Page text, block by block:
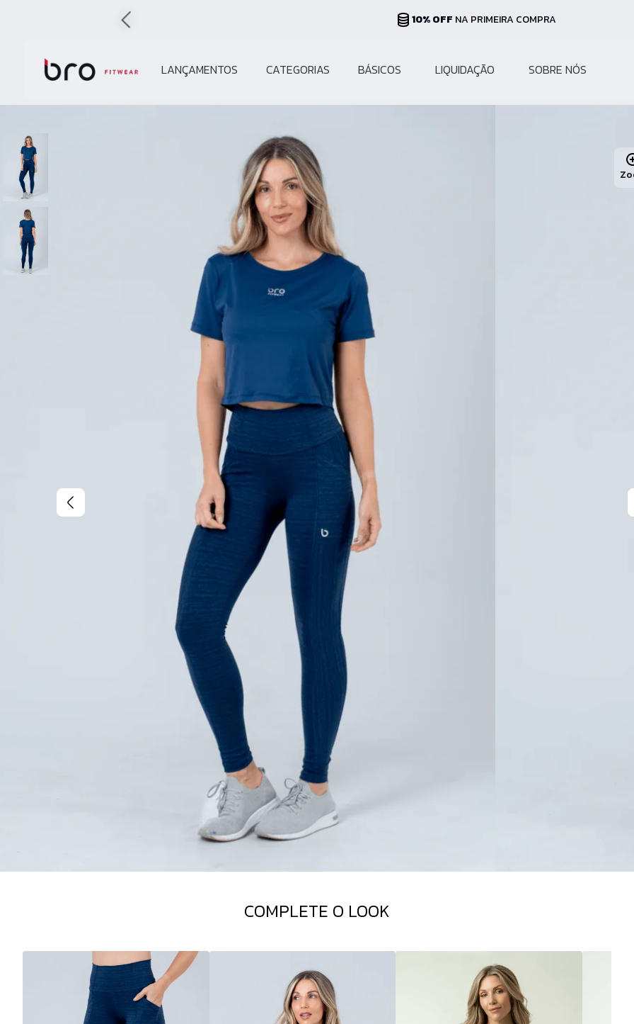
10% OFF NA PRIMEIRA COMPRA
LANÇAMENTOS CATEGORIAS BÁSICOS LIQUIDAÇÃO SOBRE NÓS
COMPLETE O LOOK